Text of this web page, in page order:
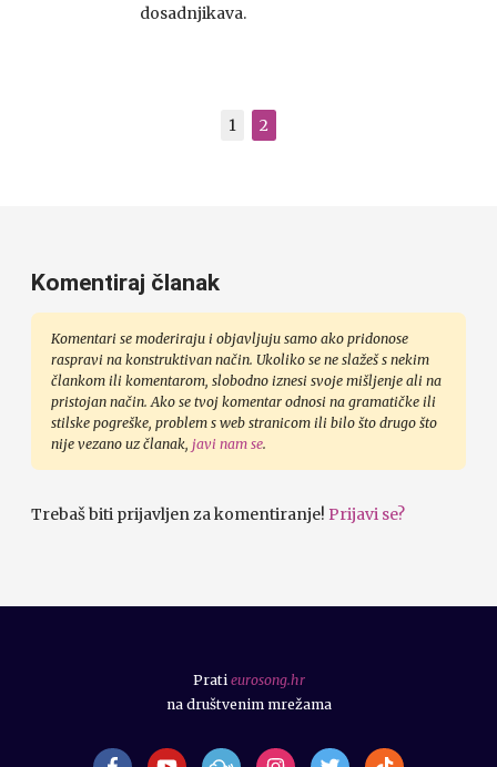
dosadnjikava.
1 2
Komentiraj članak
Komentari se moderiraju i objavljuju samo ako pridonose
raspravi na konstruktivan način. Ukoliko se ne slažeš s nekim
člankom ili komentarom, slobodno iznesi svoje mišljenje ali na
pristojan način. Ako se tvoj komentar odnosi na gramatičke ili
stilske pogreške, problem s web stranicom ili bilo što drugo što
nije vezano uz članak, javi nam se.
Trebaš biti prijavljen za komentiranje! Prijavi se?
Prati eurosong.hr
na društvenim mrežama